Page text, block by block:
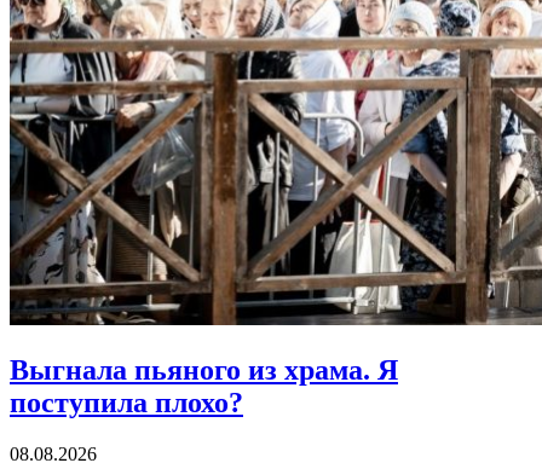
Выгнала пьяного из храма. Я
поступила плохо?
08.08.2026